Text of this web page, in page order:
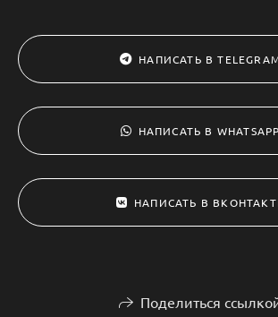
НАПИСАТЬ В
НАПИСАТЬ В WHATSAPP
НАПИСАТЬ В
Поделиться